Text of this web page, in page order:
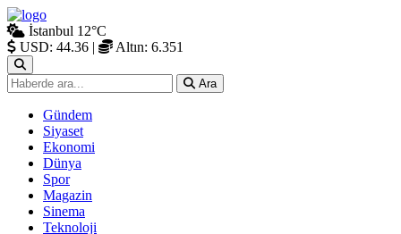
İstanbul 12°C
USD: 44.36 | Altın: 6.351
Ara
Gündem
Siyaset
Ekonomi
Dünya
Spor
Magazin
Sinema
Teknoloji